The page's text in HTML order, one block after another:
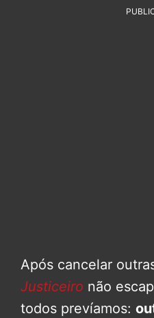
Após cancelar
Justiceiro não
todos prevíamos: